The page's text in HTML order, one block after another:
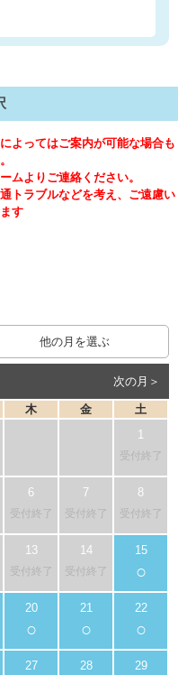
よってはご案内が可能な場合も
ムよりご連絡ください。
トラブルなどを考え、ご遠慮い
す
他の月を選ぶ
次の月＞
木 金 土
受付終了
受付終了 受付終了 受付終了
受付終了 受付終了 ○
○ ○ ○